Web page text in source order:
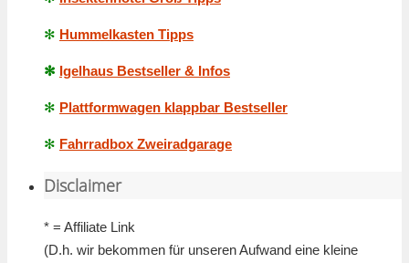
✻ Hummelkasten Tipps
✻ Igelhaus Bestseller & Infos
✻ Plattformwagen klappbar Bestseller
✻ Fahrradbox Zweiradgarage
Disclaimer
* = Affiliate Link
(D.h. wir bekommen für unseren Aufwand eine kleine